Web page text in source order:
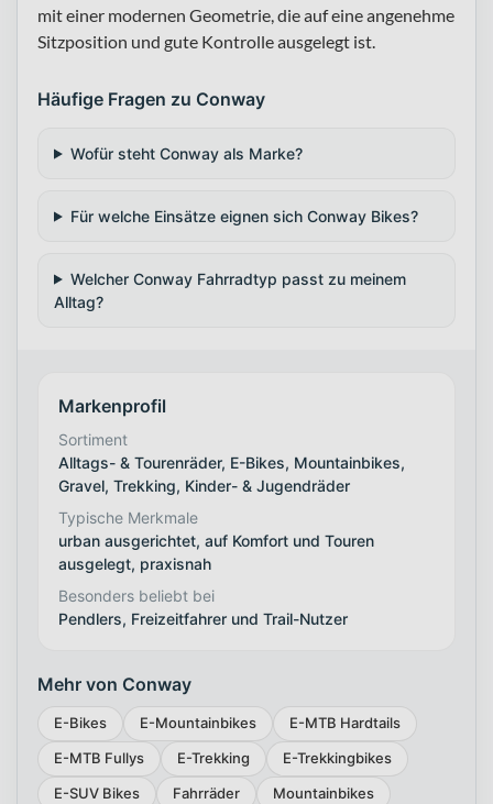
mit einer modernen Geometrie, die auf eine angenehme
Sitzposition und gute Kontrolle ausgelegt ist.
Häufige Fragen zu Conway
Wofür steht Conway als Marke?
Für welche Einsätze eignen sich Conway Bikes?
Welcher Conway Fahrradtyp passt zu meinem
Alltag?
Markenprofil
Sortiment
Alltags- & Tourenräder, E-Bikes, Mountainbikes,
Gravel, Trekking, Kinder- & Jugendräder
Typische Merkmale
urban ausgerichtet, auf Komfort und Touren
ausgelegt, praxisnah
Besonders beliebt bei
Pendlers, Freizeitfahrer und Trail-Nutzer
Mehr von Conway
E-Bikes E-Mountainbikes
E-MTB Hardtails
E-MTB Fullys
E-Trekking
E-Trekkingbikes
E-SUV Bikes
Fahrräder
Mountainbikes